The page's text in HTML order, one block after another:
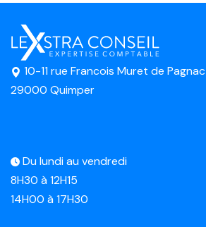
10-11 rue Francois Muret de Pagnac
29000 Quimper
Du lundi au vendredi
8H30 à 12H15
14H00 à 17H30